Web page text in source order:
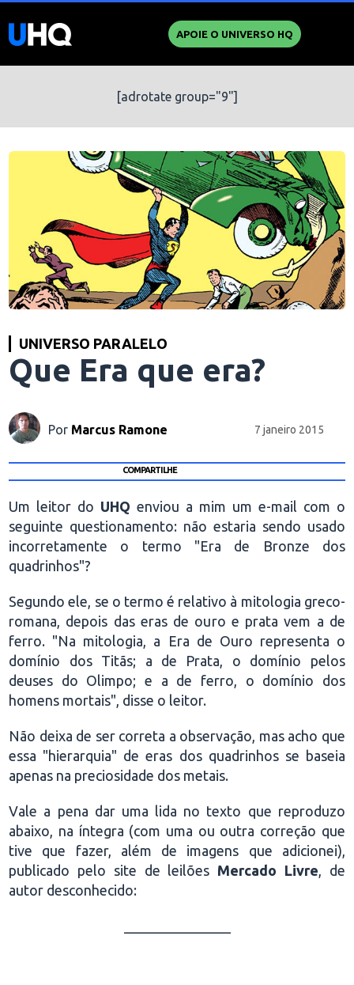
APOIE O UNIVERSO HQ
[adrotate group="9"]
UNIVERSO PARALELO
Que Era que era?
Por Marcus Ramone 7 janeiro 2015
COMPARTILHE
Um leitor do UHQ enviou a mim um e-mail com o
seguinte questionamento: não estaria sendo usado
incorretamente o termo "Era de Bronze dos
quadrinhos"?
Segundo ele, se o termo é relativo à mitologia greco-
romana, depois das eras de ouro e prata vem a de
ferro. "Na mitologia, a Era de Ouro representa o
domínio dos Titãs; a de Prata, o domínio pelos
deuses do Olimpo; e a de ferro, o domínio dos
homens mortais", disse o leitor.
Não deixa de ser correta a observação, mas acho que
essa "hierarquia" de eras dos quadrinhos se baseia
apenas na preciosidade dos metais.
Vale a pena dar uma lida no texto que reproduzo
abaixo, na íntegra (com uma ou outra correção que
tive que fazer, além de imagens que adicionei),
publicado pelo site de leilões Mercado Livre, de
autor desconhecido: